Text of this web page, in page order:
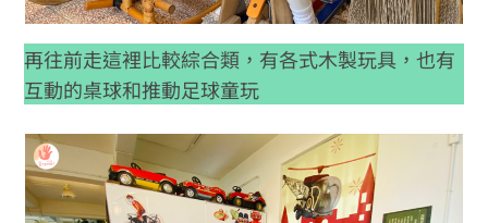
再往前走這裡比較綜合類，有各式木製玩具，也有
互動的桌球和推動足球童玩